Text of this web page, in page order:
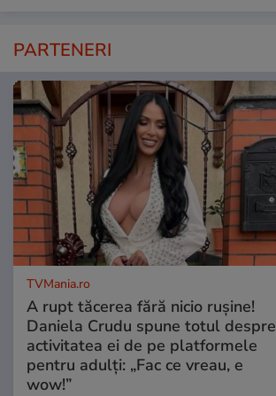
PARTENERI
TVMania.ro
A rupt tăcerea fără nicio rușine!
Daniela Crudu spune totul despre
activitatea ei de pe platformele
pentru adulți: „Fac ce vreau, e
wow!”